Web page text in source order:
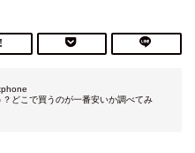
どこで買うのが一番安いか調べてみ